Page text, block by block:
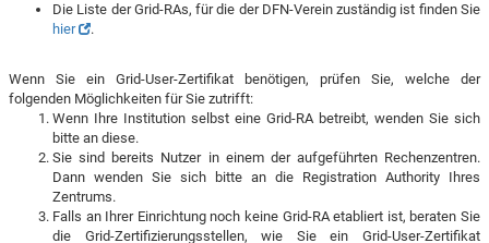
Die Liste der Grid-RAs, für die der DFN-Verein zuständig ist finden Sie
hier
.
Wenn Sie ein Grid-User-Zertifikat benötigen, prüfen Sie, welche der
folgenden Möglichkeiten für Sie zutrifft:
Wenn Ihre Institution selbst eine Grid-RA betreibt, wenden Sie sich
bitte an diese.
Sie sind bereits Nutzer in einem der aufgeführten Rechenzentren.
Dann wenden Sie sich bitte an die Registration Authority Ihres
Zentrums.
Falls an Ihrer Einrichtung noch keine Grid-RA etabliert ist, beraten Sie
die Grid-Zertifizierungsstellen, wie Sie ein Grid-User-Zertifikat